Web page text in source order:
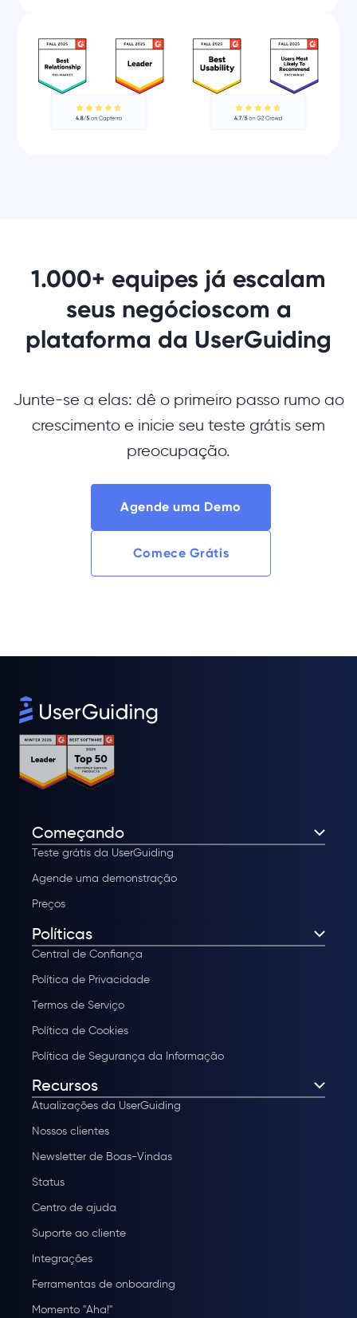
1.000+ equipes já escalam
seus negócioscom a
plataforma da UserGuiding
Junte-se a elas: dê o primeiro passo rumo ao
crescimento e inicie seu teste grátis sem
preocupação.
Agende uma Demo
Comece Grátis
Começando
Teste grátis da UserGuiding
Agende uma demonstração
Preços
Políticas
Central de Confiança
Política de Privacidade
Termos de Serviço
Política de Cookies
Política de Segurança da Informação
Recursos
Atualizações da UserGuiding
Nossos clientes
Newsletter de Boas-Vindas
Status
Centro de ajuda
Suporte ao cliente
Integrações
Ferramentas de onboarding
Momento "Aha!"